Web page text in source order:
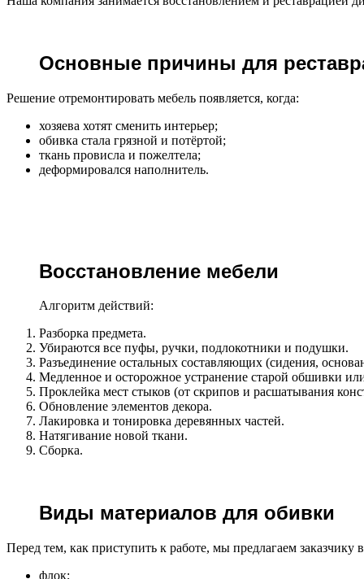
Основные причины для
Решение отремонтировать мебель появляется, когда:
хозяева хотят сменить интерьер;
обивка стала грязной и потёртой;
ткань провисла и пожелтела;
деформировался наполнитель.
Восстановление мебели
Алгоритм действий:
Разборка предмета.
Убираются все пуфы, ручки, подлокотники и подушки.
Разъединение остальных составляющих (сидения,
Медленное и осторожное устранение старой обшивки
Проклейка мест стыков (от скрипов и расшатывания
Обновление элементов декора.
Лакировка и тонировка деревянных частей.
Натягивание новой ткани.
Сборка.
Виды материалов для обивки
Перед тем, как приступить к работе, мы предлагаем
флок;